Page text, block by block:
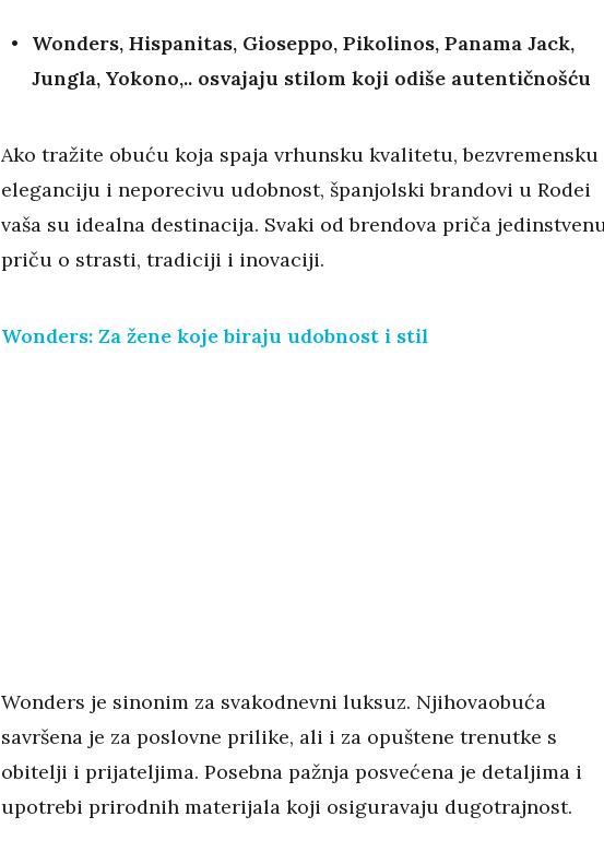
Wonders, Hispanitas, Gioseppo, Pikolinos, Panama Jack,
Jungla, Yokono,.. osvajaju stilom koji odiše autentičnošću
Ako tražite obuću koja spaja vrhunsku kvalitetu, bezvremensku
eleganciju i neporecivu udobnost, španjolski brandovi u Rodei
vaša su idealna destinacija. Svaki od brendova priča
priču o strasti, tradiciji i inovaciji.
Wonders: Za žene koje biraju udobnost i stil
Wonders je sinonim za svakodnevni luksuz. Njihovaobuća
savršena je za poslovne prilike, ali i za opuštene trenutke s
obitelji i prijateljima. Posebna pažnja posvećena je detaljima i
upotrebi prirodnih materijala koji osiguravaju dugotrajnost.